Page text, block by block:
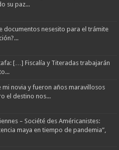
su paz...
documentos nesesito para el trámite
[…] Fiscalía y Titeradas trabajarán
mi novia y fueron años maravillosos
el destino nos...
– Société des Américanistes:
maya en tiempo de pandemia”,